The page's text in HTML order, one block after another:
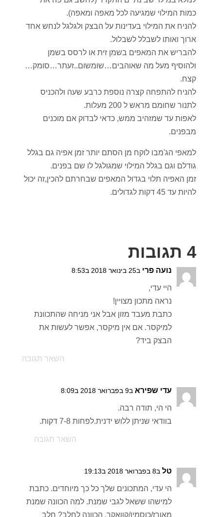
כמות המילוי שמגיעה לכל מאפה ומאפה).
להניח את המילוי בעדינות על הבצק ולגלגל לנחש אחד
ארוך ואותו לשבלל לשבלול.
להבריש את המאפים בשמן זית או לרסס בשמן
ולהוסיף מעל מה שאוהבים…שומשום..זעתר…סומק…
קצח.
להניח להתפחה קצרה נוספת כרבע שעה ולהכניס
לתנור שחומם מראש ל 200 מעלות.
לאפות עד שמזהיב ממש, כדאי לבדוק אם מוכנים
מבפנים.
למאפי הג'מבו לוקח מן הסתם יותר זמן אפיה גם בגלל
גודלם וגם בגלל המילוי שמגולגל לו שם בפנים.
זמן האפיה תלוי בגדול המאפים שבחרתם להכין,זה יכול
להיות עד 45 דקות לגדולים.
4 תגובות
נועה פרי ב25 בינואר 2018 ב8:53
היי עדי,
נראה מתכון מצויין!
כתבת מעבד מזון אבל אני מניחה שהתכוונת
למיקסר. אם אין מיקסר, אפשר לעשות את
הבצק ביד?
השאר תגובה
עדי שפירא ב9 בפברואר 2018 ב8:09
הי הי, תודה רבה.
בוודאי שניתן ללוש ידנית.לפחות 7-8 דקות.
השאר תגובה
טל ב8 בפברואר 2018 ב19:13
הי עדי, המתכונים שלך כל כך מיוחדים. כתבת
למישהו ששאל לגבי שמנת. למה הכוונה שמנת
מאורז/כוסמין/קוואקר. הכוונה לחלב? חלב